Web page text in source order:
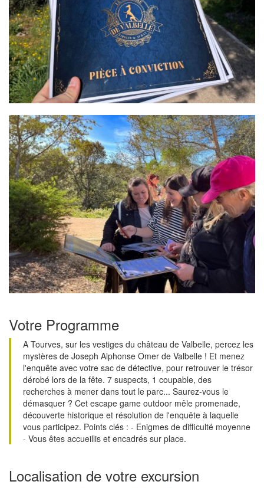
Votre Programme
A Tourves, sur les vestiges du château de Valbelle, percez les
mystères de Joseph Alphonse Omer de Valbelle ! Et menez
l'enquête avec votre sac de détective, pour retrouver le trésor
dérobé lors de la fête. 7 suspects, 1 coupable, des
recherches à mener dans tout le parc... Saurez-vous le
démasquer ? Cet escape game outdoor mêle promenade,
découverte historique et résolution de l'enquête à laquelle
vous participez. Points clés : - Enigmes de difficulté moyenne
- Vous êtes accueillis et encadrés sur place.
Localisation de votre excursion